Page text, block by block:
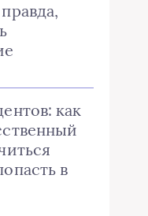
как
в